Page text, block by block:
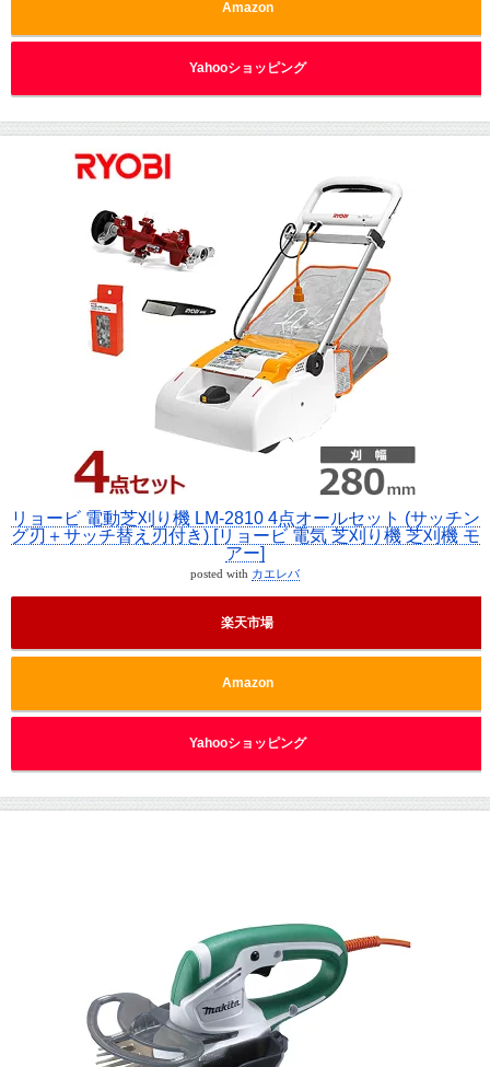
Amazon
Yahooショッピング
リョービ 電動芝刈り機 LM-2810 4点オールセット (サッチン
グ刃＋サッチ替え刃付き) [リョービ 電気 芝刈り機 芝刈機 モ
アー]
posted with カエレバ
楽天市場
Amazon
Yahooショッピング